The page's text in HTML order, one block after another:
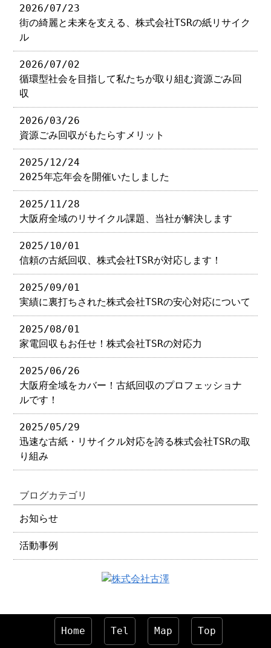
2026/07/23
街の綺麗と未来を支える、株式会社TSRの紙リサイク
ル
2026/07/02
循環型社会を目指して私たちが取り組む資源ごみ回
収
2026/03/26
資源ごみ回収がもたらすメリット
2025/12/24
2025年忘年会を開催いたしました
2025/11/28
大阪府全域のリサイクル課題、当社が解決します
2025/10/01
信頼の古紙回収、株式会社TSRが対応します！
2025/09/01
実績に裏打ちされた株式会社TSRの安心対応について
2025/08/01
家電回収もお任せ！株式会社TSRの対応力
2025/06/26
大阪府全域をカバー！古紙回収のプロフェッショナ
ルです！
2025/05/29
迅速な古紙・リサイクル対応を誇る株式会社TSRの取
り組み
ブログカテゴリ
お知らせ
活動事例
Home Tel Map Top